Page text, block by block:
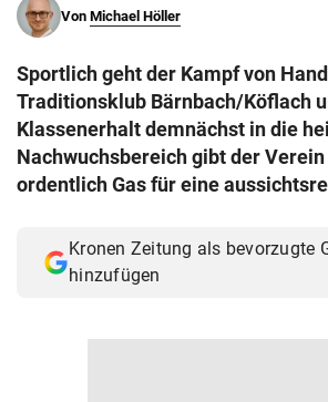
search
eingeben
Von Michael Höller
Sportlich geht der Kampf von
Traditionsklub Bärnbach/Köflach
Klassenerhalt demnächst in die
Nachwuchsbereich gibt der
ordentlich Gas für eine
Kronen Zeitung als bevorzugte
hinzufügen